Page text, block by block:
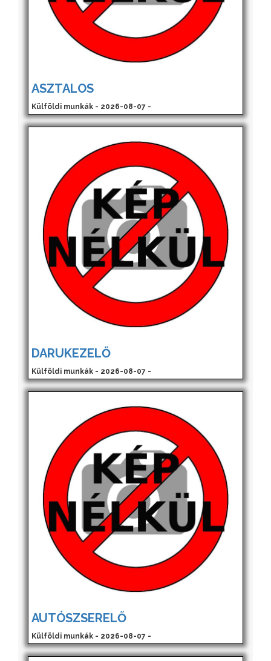
ASZTALOS
Külföldi munkák - 2026-08-07 -
DARUKEZELŐ
Külföldi munkák - 2026-08-07 -
AUTÓSZSERELŐ
Külföldi munkák - 2026-08-07 -